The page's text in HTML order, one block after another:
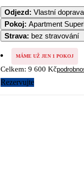
Odjezd: Vlastní doprava
Pokoj: Apartment
Strava: bez stravování
MÁME UŽ JEN 1 POKOJ
Celkem: 9 600 Kč
Rezervujte